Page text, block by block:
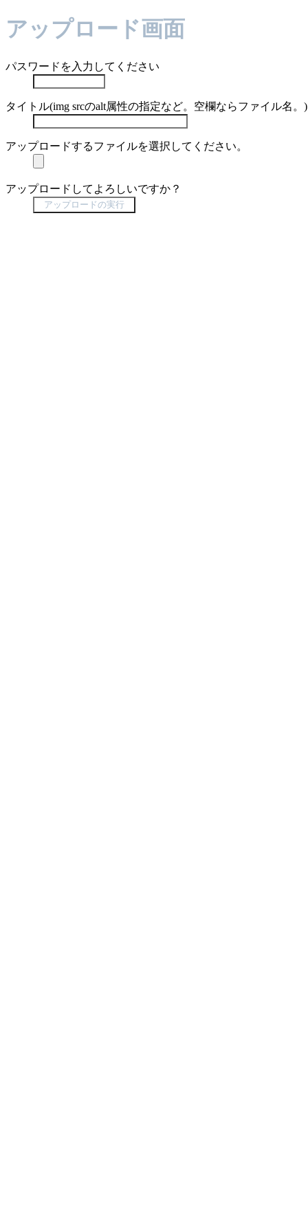
アップロード画面
パスワードを入力してください
タイトル(img srcのalt属性の指定など。空欄ならファイル名。)
アップロードするファイルを選択してください。
アップロードしてよろしいですか？